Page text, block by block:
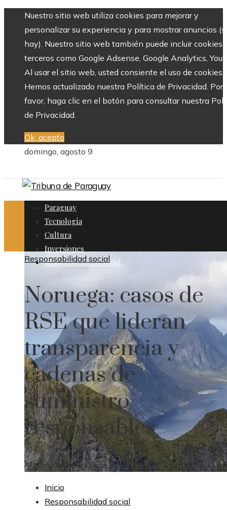
Nuestro sitio web utiliza cookies para mejorar y
personalizar su experiencia y para mostrar anuncios
hay). Nuestro sitio web también puede incluir cookies
terceros como Google Adsense, Google Analytics,
Al usar el sitio web, usted consiente el uso de cookies.
Hemos actualizado nuestra Política de Privacidad. Por
favor, haga clic en el botón para consultar nuestra
de Privacidad.
Ok, acepto
domingo, agosto 9
Paraguay
Tecnología
Cultura
Inversiones
Responsabilidad social
Responsabilidad social
Noruega: casos de
RSE que lideran
transparencia y
cadenas de
suministro
responsables
Adriana SánchezHace 3 mesesHace 3 meses79
Inicio
Responsabilidad social